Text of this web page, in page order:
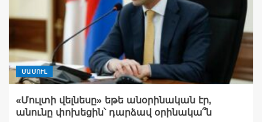
ՄԱՄՈՒԼ
«Մուլտի վելնեսը» եթե անօրինական էր,
անունը փոխեցին՝ դարձավ օրինակա՞ն